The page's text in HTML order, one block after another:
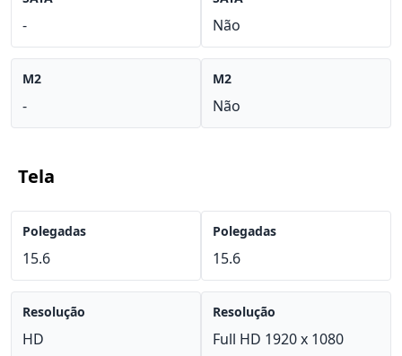
-
M2
-
Não
M2
Não
Tela
Polegadas
15.6
Resolução
HD
Polegadas
15.6
Resolução
Full HD 1920 x 1080